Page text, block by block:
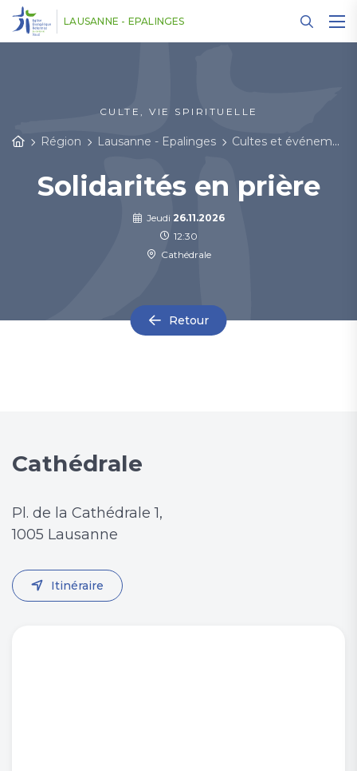
LAUSANNE - EPALINGES
CULTE, VIE SPIRITUELLE
Région Lausanne - Epalinges Cultes et événements
Solidarités en prière
Jeudi 26.11.2026
12:30
Cathédrale
Retour
Cathédrale
Pl. de la Cathédrale 1,
1005 Lausanne
Itinéraire
Panneau de gestion des cookies